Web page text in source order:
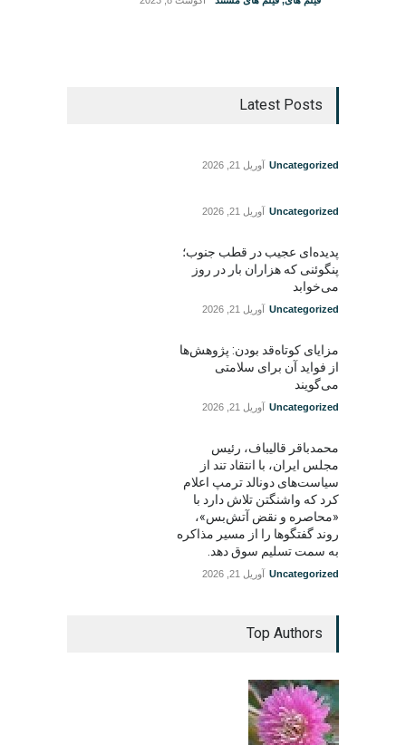
Latest Posts
Uncategorized آوریل 21, 2026
Uncategorized آوریل 21, 2026
پدیده‌ای عجیب در قطب جنوب؛
پنگوئنی که هزاران بار در روز
می‌خوابد
Uncategorized آوریل 21, 2026
مزایای کوتاه‌قد بودن: پژوهش‌ها
از فواید آن برای سلامتی
می‌گویند
Uncategorized آوریل 21, 2026
محمدباقر قالیباف، رئیس
مجلس ایران، با انتقاد تند از
سیاست‌های دونالد ترمپ اعلام
کرد که واشنگتن تلاش دارد با
«محاصره و نقض آتش‌بس»،
روند گفتگوها را از مسیر مذاکره
به سمت تسلیم سوق دهد.
Uncategorized آوریل 21, 2026
Top Authors